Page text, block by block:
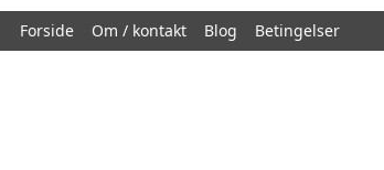
Forside Om / kontakt Blog Betingelser